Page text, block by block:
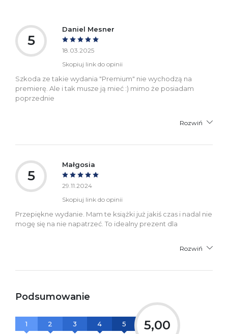
5
Daniel Mesner
18.03.2025
Skopiuj link do opinii
Szkoda ze takie wydania "Premium" nie wychodzą na
premierę. Ale i tak musze ją mieć :) mimo że posiadam
poprzednie
Rozwiń
5
Małgosia
29.11.2024
Skopiuj link do opinii
Przepiękne wydanie. Mam te książki już jakiś czas i nadal nie
mogę się na nie napatrzeć. To idealny prezent dla
Rozwiń
Podsumowanie
1
2
3
4
5
5,00